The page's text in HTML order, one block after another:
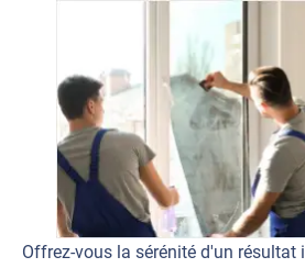
Offrez-vous la sérénité d'un résultat